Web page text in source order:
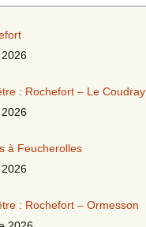
: Rochefort – Le Coudray
à Feucherolles
: Rochefort – Ormesson